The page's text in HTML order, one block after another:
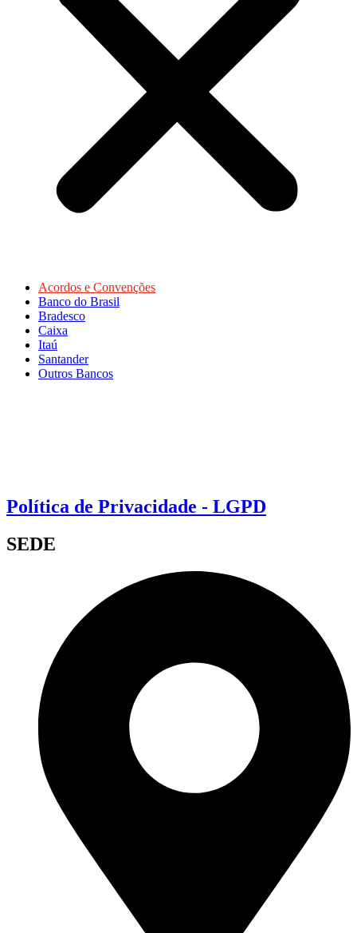
Acordos e Convenções
Banco do Brasil
Bradesco
Caixa
Itaú
Santander
Outros Bancos
Política de Privacidade - LGPD
SEDE